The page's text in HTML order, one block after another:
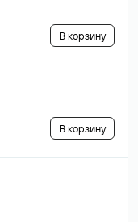
В корзину
В корзину